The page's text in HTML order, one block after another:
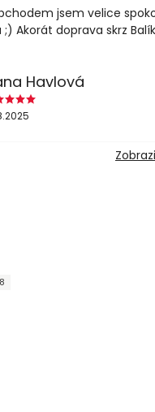
jsem velice
Akorát doprava skrz
Havlová